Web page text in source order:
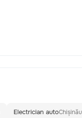
Electrician autoChișinău